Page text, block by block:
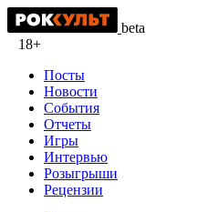
beta
18+
Посты
Новости
События
Отчеты
Игры
Интервью
Розыгрыши
Рецензии